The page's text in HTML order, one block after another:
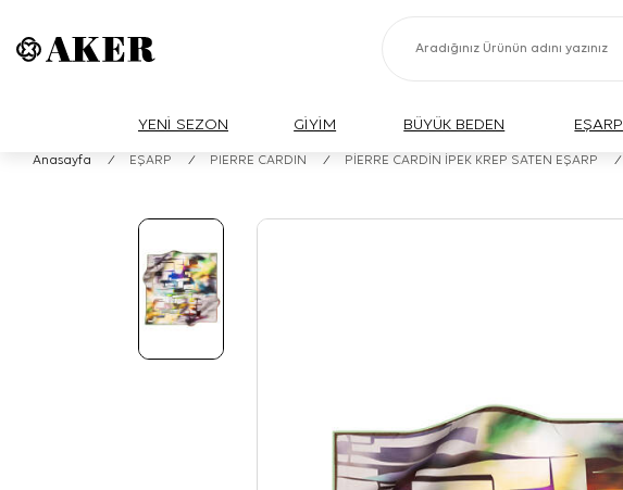
YENİ SEZON GİYİM BÜYÜK BEDEN EŞARP
Anasayfa / EŞARP / PIERRE CARDIN / PİERRE CARDİN İPEK KREP SATEN EŞARP /